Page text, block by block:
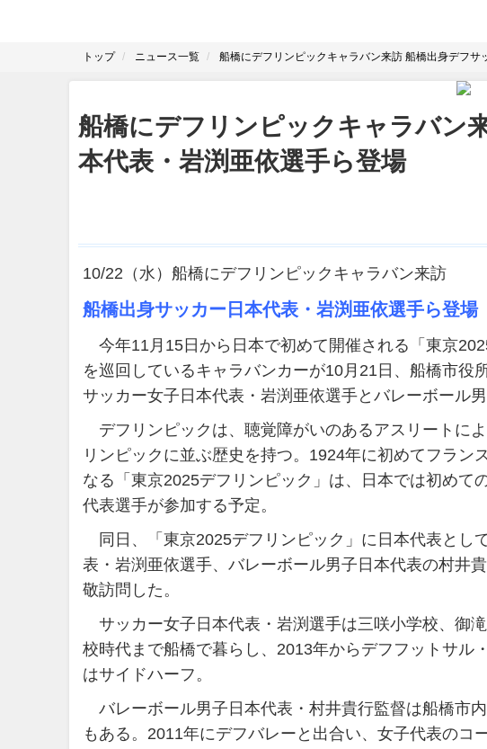
トップ ニュース一覧 船橋にデフリンピックキャラバン来訪 船橋出身デフ
船橋にデフリンピックキャラバン
本代表・岩渕亜依選手ら登場
10/22（水）船橋にデフリンピックキャラバン来訪
船橋出身サッカー日本代表・岩渕亜依選手ら登場
今年11月15日から日本で初めて開催される「東京
を巡回しているキャラバンカーが10月21日、船橋市
サッカー女子日本代表・岩渕亜依選手とバレーボール
デフリンピックは、聴覚障がいのあるアスリートに
リンピックに並ぶ歴史を持つ。1924年に初めてフラン
なる「東京2025デフリンピック」は、日本では初めて
代表選手が参加する予定。
同日、「東京2025デフリンピック」に日本代表とし
表・岩渕亜依選手、バレーボール男子日本代表の村井
敬訪問した。
サッカー女子日本代表・岩渕選手は三咲小学校、御
校時代まで船橋で暮らし、2013年からデフフットサル
はサイドハーフ。
バレーボール男子日本代表・村井貴行監督は船橋市
もある。2011年にデフバレーと出合い、女子代表のコ